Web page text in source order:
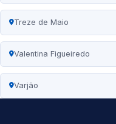
Treze de Maio
Valentina Figueiredo
Varjão